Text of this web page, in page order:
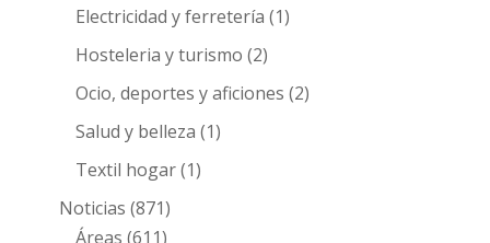
Electricidad y ferretería (1)
Hosteleria y turismo (2)
Ocio, deportes y aficiones (2)
Salud y belleza (1)
Textil hogar(1)
Noticias (871)
Áreas (611)